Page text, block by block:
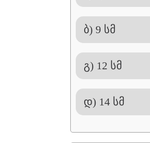
ბ) 9 სმ
გ) 12 სმ
დ) 14 სმ